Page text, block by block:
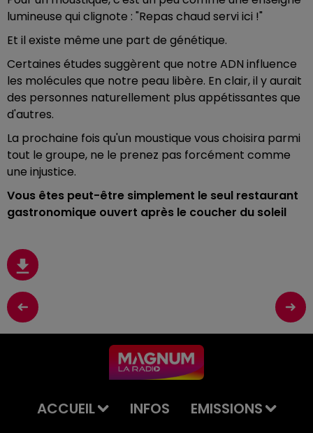
lumineuse qui clignote : "Repas chaud servi ici !"
Et il existe même une part de génétique.
Certaines études suggèrent que notre ADN influence
les molécules que notre peau libère. En clair, il y aurait
des personnes naturellement plus appétissantes que
d'autres.
La prochaine fois qu'un moustique vous choisira parmi
tout le groupe, ne le prenez pas forcément comme
une injustice.
Vous êtes peut-être simplement le seul restaurant
gastronomique ouvert après le coucher du soleil
ACCUEIL INFOS
EMISSIONS